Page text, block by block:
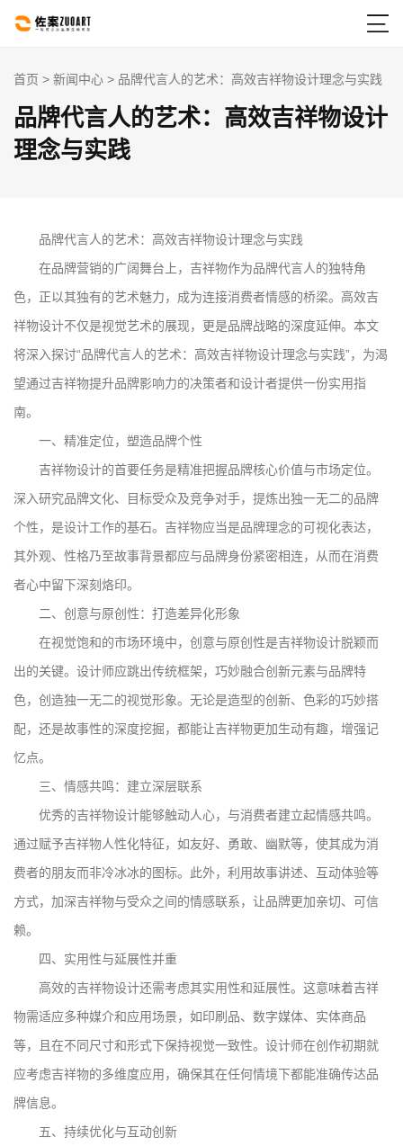

首页 > 新闻中心 > 品牌代言人的艺术：高效吉祥物设计理念与实践
品牌代言人的艺术：高效吉祥物设计
理念与实践
品牌代言人的艺术：高效吉祥物设计理念与实践
在品牌营销的广阔舞台上，吉祥物作为品牌代言人的独特角
色，正以其独有的艺术魅力，成为连接消费者情感的桥梁。高效吉
祥物设计不仅是视觉艺术的展现，更是品牌战略的深度延伸。本文
将深入探讨“品牌代言人的艺术：高效吉祥物设计理念与实践”，为渴
望通过吉祥物提升品牌影响力的决策者和设计者提供一份实用指
南。
一、精准定位，塑造品牌个性
吉祥物设计的首要任务是精准把握品牌核心价值与市场定位。
深入研究品牌文化、目标受众及竞争对手，提炼出独一无二的品牌
个性，是设计工作的基石。吉祥物应当是品牌理念的可视化表达，
其外观、性格乃至故事背景都应与品牌身份紧密相连，从而在消费
者心中留下深刻烙印。
二、创意与原创性：打造差异化形象
在视觉饱和的市场环境中，创意与原创性是吉祥物设计脱颖而
出的关键。设计师应跳出传统框架，巧妙融合创新元素与品牌特
色，创造独一无二的视觉形象。无论是造型的创新、色彩的巧妙搭
配，还是故事性的深度挖掘，都能让吉祥物更加生动有趣，增强记
忆点。
三、情感共鸣：建立深层联系
优秀的吉祥物设计能够触动人心，与消费者建立起情感共鸣。
通过赋予吉祥物人性化特征，如友好、勇敢、幽默等，使其成为消
费者的朋友而非冷冰冰的图标。此外，利用故事讲述、互动体验等
方式，加深吉祥物与受众之间的情感联系，让品牌更加亲切、可信
赖。
四、实用性与延展性并重
高效的吉祥物设计还需考虑其实用性和延展性。这意味着吉祥
物需适应多种媒介和应用场景，如印刷品、数字媒体、实体商品
等，且在不同尺寸和形式下保持视觉一致性。设计师在创作初期就
应考虑吉祥物的多维度应用，确保其在任何情境下都能准确传达品
牌信息。
五、持续优化与互动创新